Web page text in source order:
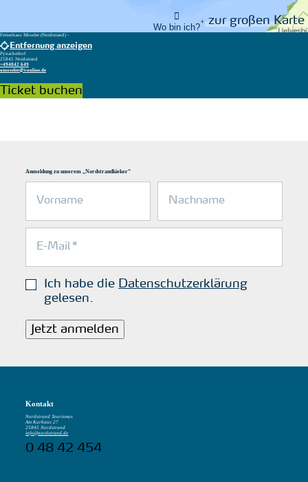
Wo bin ich? zur großen Karte
Ferienhaus Moseler (Nordstrand) -
Entfernung anzeigen
Pynackerhof
25845 Nordstrand
+494842 649
amoseler@t-online.de
Ticket buchen
Anmeldung zu unserem „Nordstrandkieker“
Ich habe die Datenschutzerklärung
gelesen.
Jetzt anmelden
Kontakt
Nordstrand Tourismus
Am Kurhaus 27
25845 Nordstrand
info@nordstrand.de
0 48 42 454